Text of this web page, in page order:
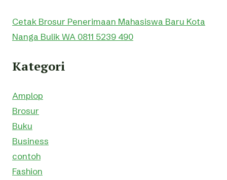
Cetak Brosur Penerimaan Mahasiswa Baru Kota
Nanga Bulik WA 0811 5239 490
Kategori
Amplop
Brosur
Buku
Business
contoh
Fashion